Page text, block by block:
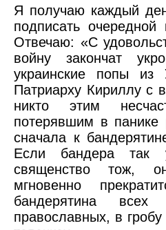
Я получаю каждый
подписать
Отвечаю: «С
войну закончат
украинские попы
Патриарху Кириллу с
никто этим
потерявшим в панике
сначала к
Если бандера так
священство тож,
мгновенно
бандерятина
православных, в